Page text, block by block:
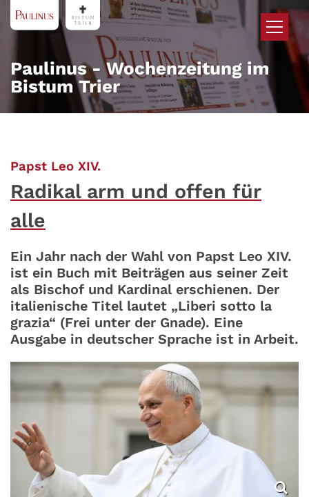
Zum Inhalt springen
Paulinus - Wochenzeitung im
Bistum Trier
Papst Leo XIV.:
Radikal arm und offen für
alle
Ein Jahr nach der Wahl von Papst Leo XIV.
ist ein Buch mit Beiträgen aus seiner Zeit
als Bischof und Kardinal erschienen. Der
italienische Titel lautet „Liberi sotto la
grazia“ (Frei unter der Gnade). Eine
Ausgabe in deutscher Sprache ist in Arbeit.